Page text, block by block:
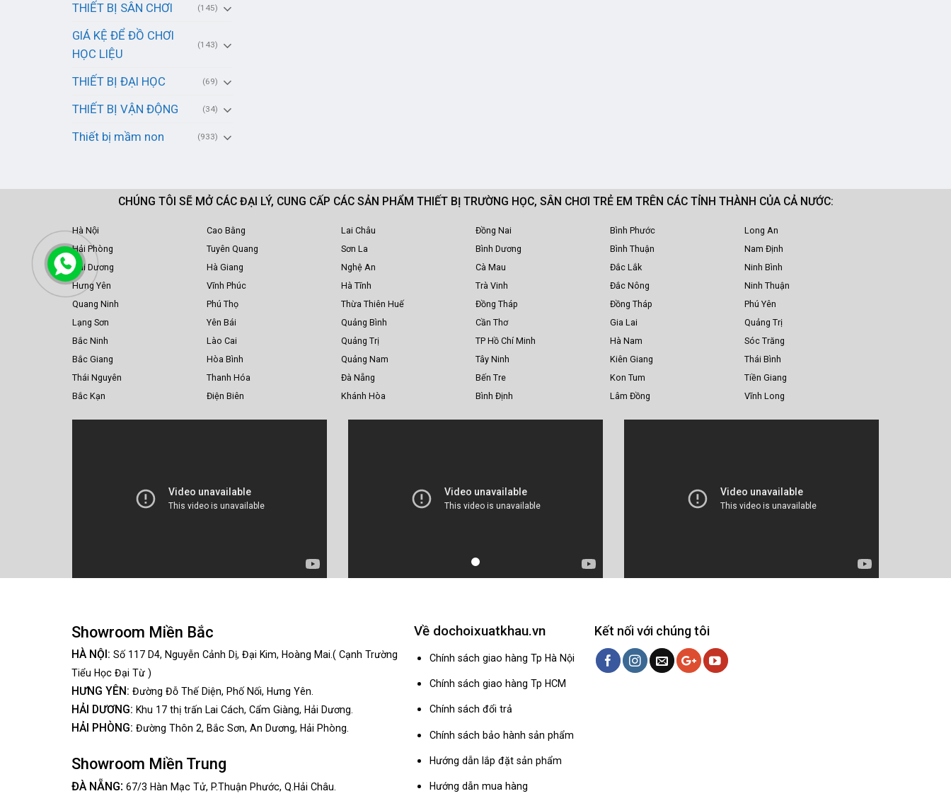
THIẾT BỊ SÂN CHƠI (145)
GIÁ KỆ ĐỂ ĐỒ CHƠI
HỌC LIỆU
(143)
THIẾT BỊ ĐẠI HỌC (69)
THIẾT BỊ VẬN ĐỘNG (34)
Thiết bị mầm non (933)
CHÚNG TÔI SẼ MỞ CÁC ĐẠI LÝ, CUNG CẤP CÁC SẢN PHẨM THIẾT BỊ TRƯỜNG HỌC, SÂN CHƠI TRẺ EM TRÊN CÁC TỈNH THÀNH CỦA CẢ NƯỚC:
Hà Nội
Hải Phòng
Hải Dương
Hưng Yên
Quang Ninh
Lạng Sơn
Bắc Ninh
Bắc Giang
Thái Nguyên
Bắc Kạn
Cao Bằng
Tuyên Quang
Hà Giang
Vĩnh Phúc
Phú Thọ
Yên Bái
Lào Cai
Hòa Bình
Thanh Hóa
Điện Biên
Lai Châu
Sơn La
Nghệ An
Hà Tĩnh
Thừa Thiên Huế
Quảng Bình
Quảng Trị
Quảng Nam
Đà Nẵng
Khánh Hòa
Đồng Nai
Bình Dương
Cà Mau
Trà Vinh
Đồng Tháp
Cần Thơ
TP Hồ Chí Minh
Tây Ninh
Bến Tre
Bình Định
Bình Phước
Bình Thuận
Đắc Lắk
Đắc Nông
Đồng Tháp
Gia Lai
Hà Nam
Kiên Giang
Kon Tum
Lâm Đồng
Long An
Nam Định
Ninh Bình
Ninh Thuận
Phú Yên
Quảng Trị
Sóc Trăng
Thái Bình
Tiền Giang
Vĩnh Long
Showroom Miền Bắc
HÀ NỘI: Số 117 D4, Nguyễn Cảnh Dị, Đại Kim, Hoàng Mai.( Cạnh Trường
Tiểu Học Đại Từ )
HƯNG YÊN: Đường Đỗ Thế Diện, Phố Nối, Hưng Yên.
HẢI DƯƠNG: Khu 17 thị trấn Lai Cách, Cẩm Giàng, Hải Dương.
HẢI PHÒNG: Đường Thôn 2, Bắc Sơn, An Dương, Hải Phòng.
Showroom Miền Trung
ĐÀ NẴNG: 67/3 Hàn Mạc Tử, P.Thuận Phước, Q.Hải Châu.
Về dochoixuatkhau.vn
Chính sách giao hàng Tp Hà Nội
Chính sách giao hàng Tp HCM
Chính sách đổi trả
Chính sách bảo hành sản phẩm
Hướng dẫn lắp đặt sản phẩm
Hướng dẫn mua hàng
Kết nối với chúng tôi